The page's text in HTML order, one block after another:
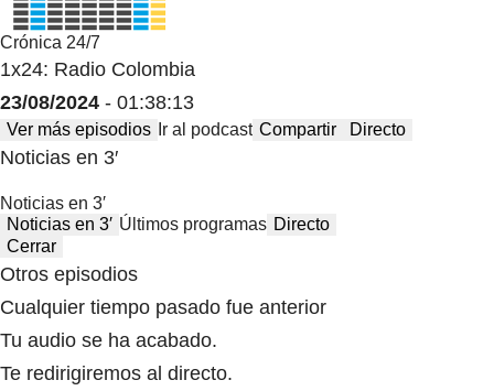
Crónica 24/7
1x24: Radio Colombia
23/08/2024 - 01:38:13
Ver más episodios Ir al podcast Compartir Directo
Noticias en 3′
Noticias en 3′
Noticias en 3′ Últimos programas Directo
Cerrar
Otros episodios
Cualquier tiempo pasado fue anterior
Tu audio se ha acabado.
Te redirigiremos al directo.